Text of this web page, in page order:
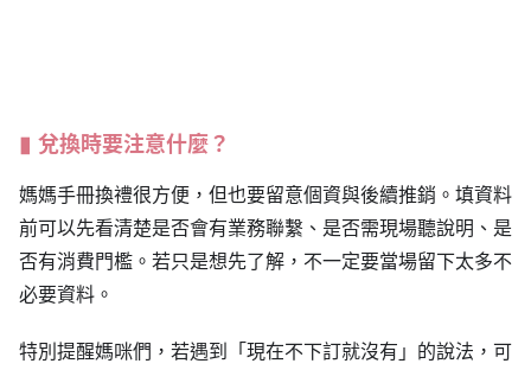
兌換時要注意什麼？
媽媽手冊換禮很方便，但也要留意個資與後續推銷。填資料
前可以先看清楚是否會有業務聯繫、是否需現場聽說明、是
否有消費門檻。若只是想先了解，不一定要當場留下太多不
必要資料。
特別提醒媽咪們，若遇到「現在不下訂就沒有」的說法，可